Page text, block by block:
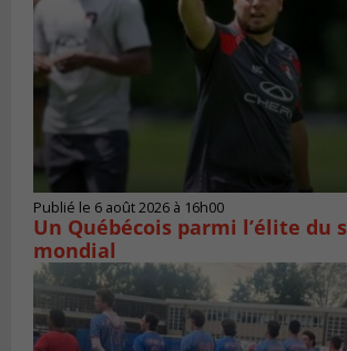
Publié le 6 août 2026 à 16h00
Un Québécois parmi l’élite du
mondial